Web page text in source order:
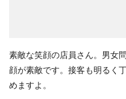
素敵な笑顔の店員さん。男女
顔が素敵です。接客も明るく
めますよ。